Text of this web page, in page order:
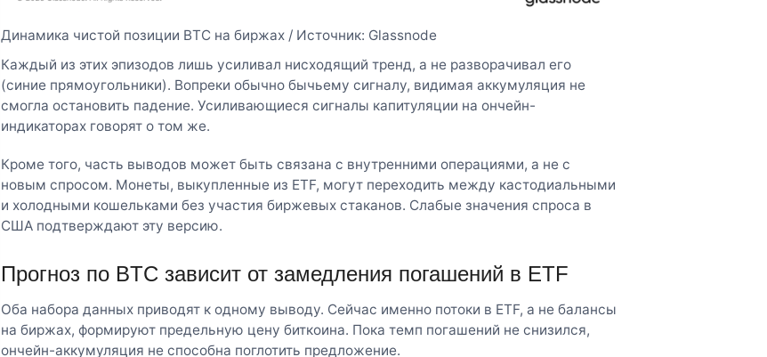
Динамика чистой позиции BTC на биржах / Источник: Glassnode
Каждый из этих эпизодов лишь усиливал нисходящий тренд, а не разворачивал его
(синие прямоугольники). Вопреки обычно бычьему сигналу, видимая аккумуляция не
смогла остановить падение. Усиливающиеся сигналы капитуляции на ончейн-
индикаторах говорят о том же.
Кроме того, часть выводов может быть связана с внутренними операциями, а не с
новым спросом. Монеты, выкупленные из ETF, могут переходить между кастодиальными
и холодными кошельками без участия биржевых стаканов. Слабые значения спроса в
США подтверждают эту версию.
Прогноз по BTC зависит от замедления погашений в ETF
Оба набора данных приводят к одному выводу. Сейчас именно потоки в ETF, а не балансы
на биржах, формируют предельную цену биткоина. Пока темп погашений не снизился,
ончейн-аккумуляция не способна поглотить предложение.